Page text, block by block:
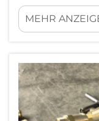
europäische
der größten
Lieferanten...
MEHR